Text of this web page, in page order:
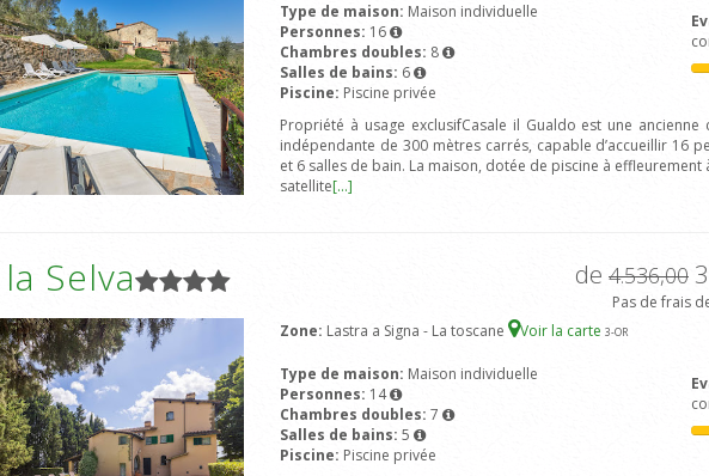
Type de maison: Maison individuelle
Personnes: 16
Chambres doubles: 8
Salles de bains: 6
Piscine: Piscine privée
Propriété à usage exclusifCasale il Gualdo est une
indépendante de 300 mètres carrés, capable d’accueillir 16
et 6 salles de bain. La maison, dotée de piscine à effleurement
satellite[...]
Selva de 4.536,00
Pas de frais
Zone: Lastra a Signa - La toscane Voir la carte 3-OR
Type de maison: Maison individuelle
Personnes: 14
Chambres doubles: 7
Salles de bains: 5
Piscine: Piscine privée